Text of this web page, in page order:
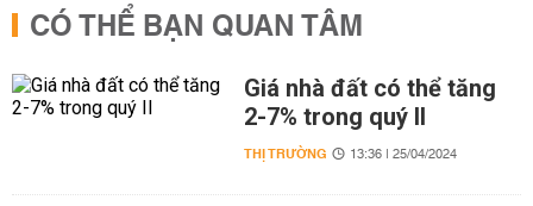
CÓ THỂ BẠN QUAN TÂM
Giá nhà đất có thể tăng
2-7% trong quý II
THỊ TRƯỜNG 13:36 | 25/04/2024